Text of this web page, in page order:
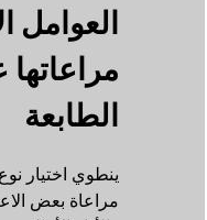
العوامل
الطابعة
ينطوي اختيار
مراعاة بعض